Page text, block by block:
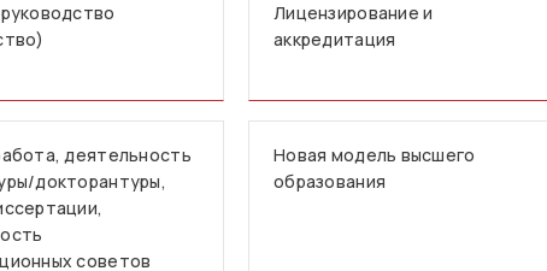
Лицензирование и
аккредитация
деятельность
докторантуры,
советов
Новая модель высшего
образования